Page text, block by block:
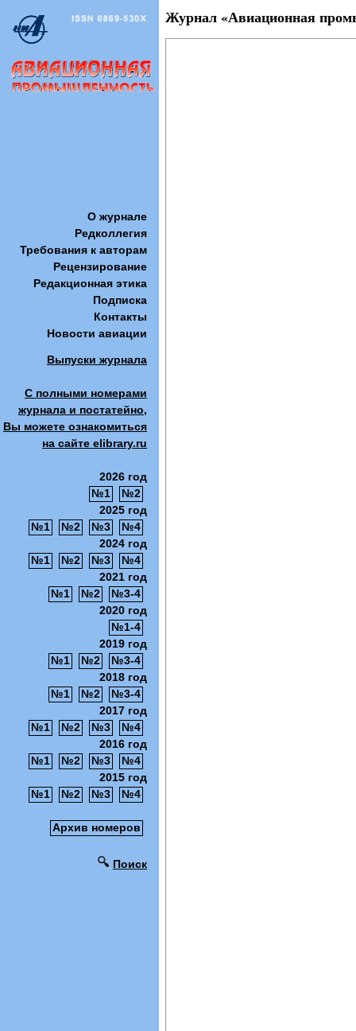
О журнале
Редколлегия
Требования к авторам
Рецензирование
Редакционная этика
Подписка
Контакты
Новости авиации
Выпуски журнала
С полными номерами
журнала и постатейно,
Вы можете ознакомиться
на сайте elibrary.ru
2026 год
№1
№2
2025 год
№1
№2 №3
№4
2024 год
№1
№2 №3
№4
2021 год
№1
№2
№3-4
2020 год
№1-4
2019 год
№1
№2
№3-4
2018 год
№1
№2
№3-4
2017 год
№1
№2 №3
№4
2016 год
№1
№2 №3
№4
2015 год
№1
№2 №3 №4
Архив номеров
Поиск
Журнал «Авиационная